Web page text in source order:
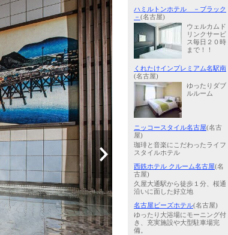
ハミルトンホテル －ブラック
－ (名古屋)
ウェルカムド
リンクサービ
ス毎日２０時
まで！！
くれたけインプレミアム名駅南
(名古屋)
ゆったりダブ
ルルーム
ニッコースタイル名古屋(名古
屋)
珈琲と音楽にこだわったライフ
スタイルホテル
西鉄ホテル クルーム名古屋(名
古屋)
久屋大通駅から徒歩１分、桜通
沿いに面した好立地
名古屋ビーズホテル(名古屋)
ゆったり大浴場にモーニング付
き、充実施設や大型駐車場完
備。